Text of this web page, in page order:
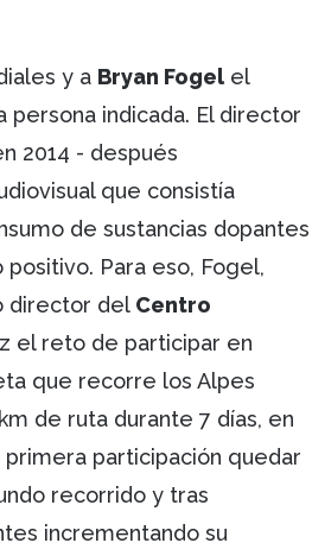
y a Bryan Fogel el
indicada. El director
2014 - después
que consistía
de sustancias dopantes
Para eso, Fogel,
director del Centro
el reto de participar en
que recorre los Alpes
de ruta durante 7 días, en
participación quedar
recorrido y tras
incrementando su